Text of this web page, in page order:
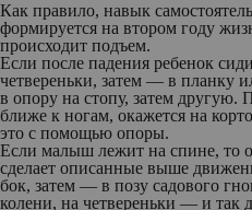
Как правило, навык
формируется на втором году
происходит подъем.
Если после падения ребенок
четвереньки, затем — в планку
в опору на стопу, затем другую.
ближе к ногам, окажется на
это с помощью опоры.
Если малыш лежит на спине, то
сделает описанные выше
бок, затем — в позу садового
колени, на четвереньки — и так